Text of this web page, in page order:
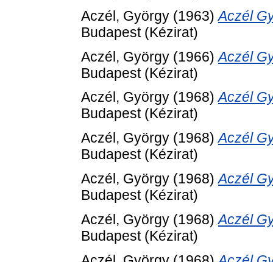
Aczél, György (1963)Aczél
Budapest (Kézirat)
Aczél, György (1966)Aczél
Budapest (Kézirat)
Aczél, György (1968)Aczél
Budapest (Kézirat)
Aczél, György (1968)Aczél
Budapest (Kézirat)
Aczél, György (1968)Aczél
Budapest (Kézirat)
Aczél, György (1968)Aczél
Budapest (Kézirat)